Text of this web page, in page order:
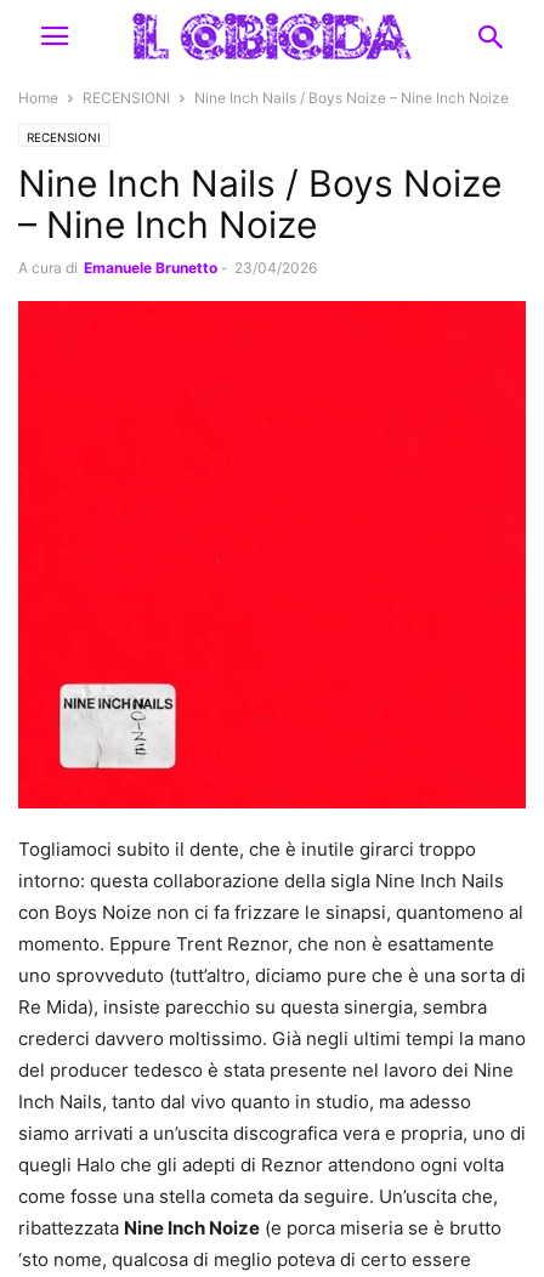
Home RECENSIONI Nine Inch Nails / Boys Noize – Nine Inch Noize
RECENSIONI
Nine Inch Nails / Boys Noize
– Nine Inch Noize
A cura di Emanuele Brunetto - 23/04/2026
Togliamoci subito il dente, che è inutile girarci troppo
intorno: questa collaborazione della sigla Nine Inch Nails
con Boys Noize non ci fa frizzare le sinapsi, quantomeno al
momento. Eppure Trent Reznor, che non è esattamente
uno sprovveduto (tutt’altro, diciamo pure che è una sorta di
Re Mida), insiste parecchio su questa sinergia, sembra
crederci davvero moltissimo. Già negli ultimi tempi la mano
del producer tedesco è stata presente nel lavoro dei Nine
Inch Nails, tanto dal vivo quanto in studio, ma adesso
siamo arrivati a un’uscita discografica vera e propria, uno di
quegli Halo che gli adepti di Reznor attendono ogni volta
come fosse una stella cometa da seguire. Un’uscita che,
ribattezzata Nine Inch Noize (e porca miseria se è brutto
‘sto nome, qualcosa di meglio poteva di certo essere